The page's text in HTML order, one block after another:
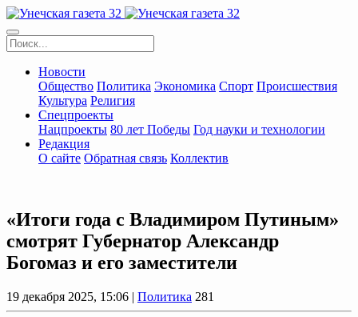
Новости
Общество Политика Экономика Спорт Происшествия
Культура Религия
Спецпроекты
Нацпроекты 80 лет Победы Год науки и технологии
Редакция
О сайте Обратная связь Коллектив
«Итоги года с Владимиром Путиным»
смотрят Губернатор Александр
Богомаз и его заместители
19 декабря 2025, 15:06 | Политика 281